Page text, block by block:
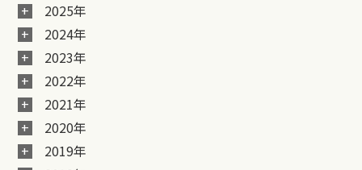
2025年
2024年
2023年
2022年
2021年
2020年
2019年